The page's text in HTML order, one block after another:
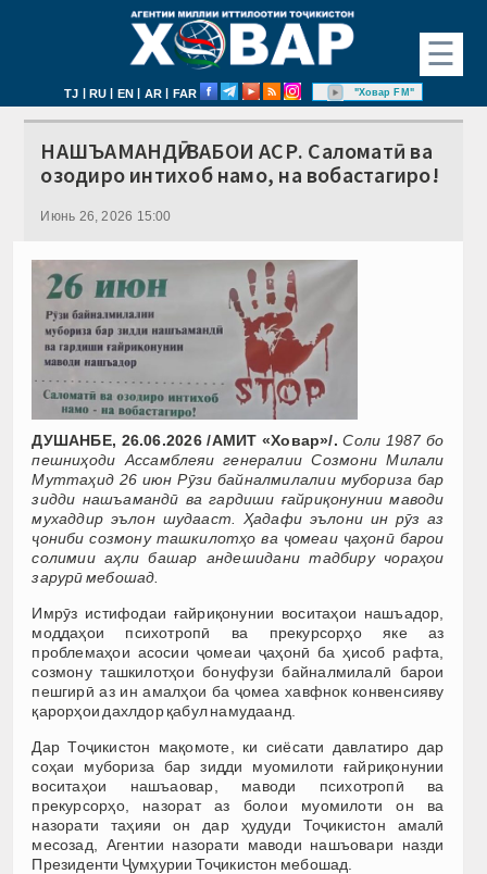
☰
TJ | RU | EN | AR | FAR "Ховар FM"
НАШЪАМАНДӢ-ВАБОИ АСР. Саломатӣ ва
озодиро интихоб намо, на вобастагиро!
Июнь 26, 2026 15:00
ДУШАНБЕ, 26.06.2026 /АМИТ «Ховар»/. Соли 1987 бо
пешниҳоди Ассамблеяи генералии Созмони Милали
Муттаҳид 26 июн Рӯзи байналмилалии мубориза бар
зидди нашъамандӣ ва гардиши ғайриқонунии маводи
мухаддир эълон шудааст. Ҳадафи эълони ин рӯз аз
ҷониби созмону ташкилотҳо ва ҷомеаи ҷаҳонӣ барои
солимии аҳли башар андешидани тадбиру чораҳои
зарурӣ мебошад.
Имрӯз истифодаи ғайриқонунии воситаҳои нашъадор,
моддаҳои психотропӣ ва прекурсорҳо яке аз
проблемаҳои асосии ҷомеаи ҷаҳонӣ ба ҳисоб рафта,
созмону ташкилотҳои бонуфузи байналмилалӣ барои
пешгирӣ аз ин амалҳои ба ҷомеа хавфнок конвенсияву
қарорҳои дахлдор қабул намудаанд.
Дар Тоҷикистон мақомоте, ки сиёсати давлатиро дар
соҳаи мубориза бар зидди муомилоти ғайриқонунии
воситаҳои нашъаовар, маводи психотропӣ ва
прекурсорҳо, назорат аз болои муомилоти он ва
назорати таҳияи он дар ҳудуди Тоҷикистон амалӣ
месозад, Агентии назорати маводи нашъовари назди
Президенти Ҷумҳурии Тоҷикистон мебошад.